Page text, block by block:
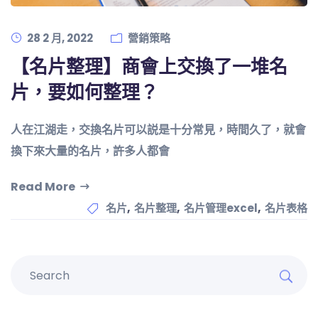
28 2 月, 2022 營銷策略
【名片整理】商會上交換了一堆名
片，要如何整理？
人在江湖走，交換名片可以説是十分常見，時間久了，就會
換下來大量的名片，許多人都會
Read More
名片, 名片整理, 名片管理excel, 名片表格